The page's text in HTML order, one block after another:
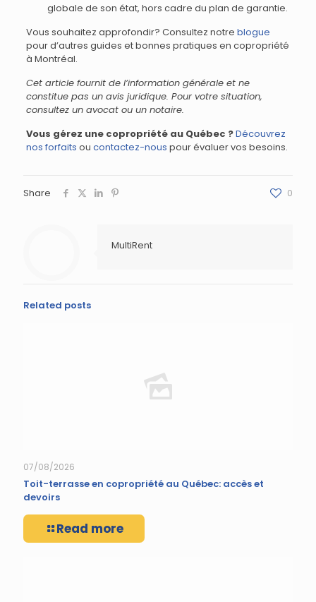
globale de son état, hors cadre du plan de garantie.
Vous souhaitez approfondir? Consultez notre blogue
pour d’autres guides et bonnes pratiques en copropriété
à Montréal.
Cet article fournit de l’information générale et ne
constitue pas un avis juridique. Pour votre situation,
consultez un avocat ou un notaire.
Vous gérez une copropriété au Québec ?Découvrez
nos forfaits ou contactez-nous pour évaluer vos besoins.
Share 0
MultiRent
Related posts
07/08/2026
Toit-terrasse en copropriété au Québec: accès et
devoirs
Read more